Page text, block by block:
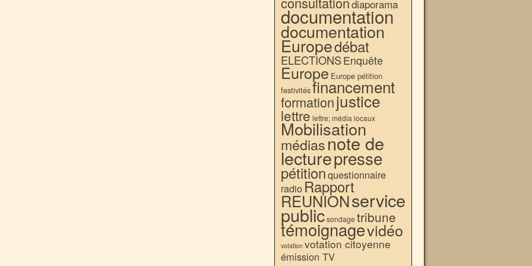
diaporama
documentation
documentation
Europedébat
ELECTIONSEnquête
Europe Europe pétition
festivitésfinancement
formationjustice
lettre lettre; média locaux
Mobilisation
médiasnote de
lecturepresse
pétitionquestionnaire
radio Rapport
REUNIONservice
publicsondage tribune
témoignagevidéo
votation votation citoyenne
émission TV